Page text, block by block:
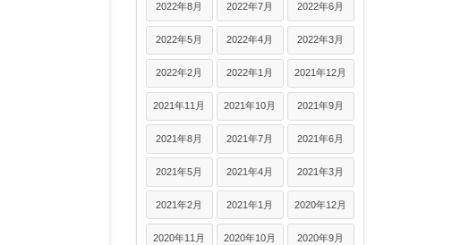
2022年8月 2022年7月 2022年6月
2022年5月 2022年4月 2022年3月
2022年2月 2022年1月 2021年12月
2021年11月 2021年10月 2021年9月
2021年8月 2021年7月 2021年6月
2021年5月 2021年4月 2021年3月
2021年2月 2021年1月 2020年12月
2020年11月 2020年10月 2020年9月